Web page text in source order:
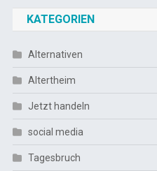
KATEGORIEN
Alternativen
Altertheim
Jetzt handeln
social media
Tagesbruch